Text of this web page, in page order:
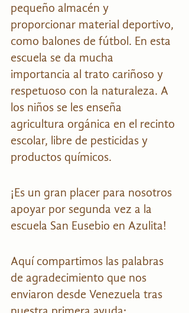
pequeño almacén y
proporcionar material deportivo,
como balones de fútbol. En esta
escuela se da mucha
importancia al trato cariñoso y
respetuoso con la naturaleza. A
los niños se les enseña
agricultura orgánica en el recinto
escolar, libre de pesticidas y
productos químicos.
¡Es un gran placer para nosotros
apoyar por segunda vez a la
escuela San Eusebio en Azulita!
Aquí compartimos las palabras
de agradecimiento que nos
enviaron desde Venezuela tras